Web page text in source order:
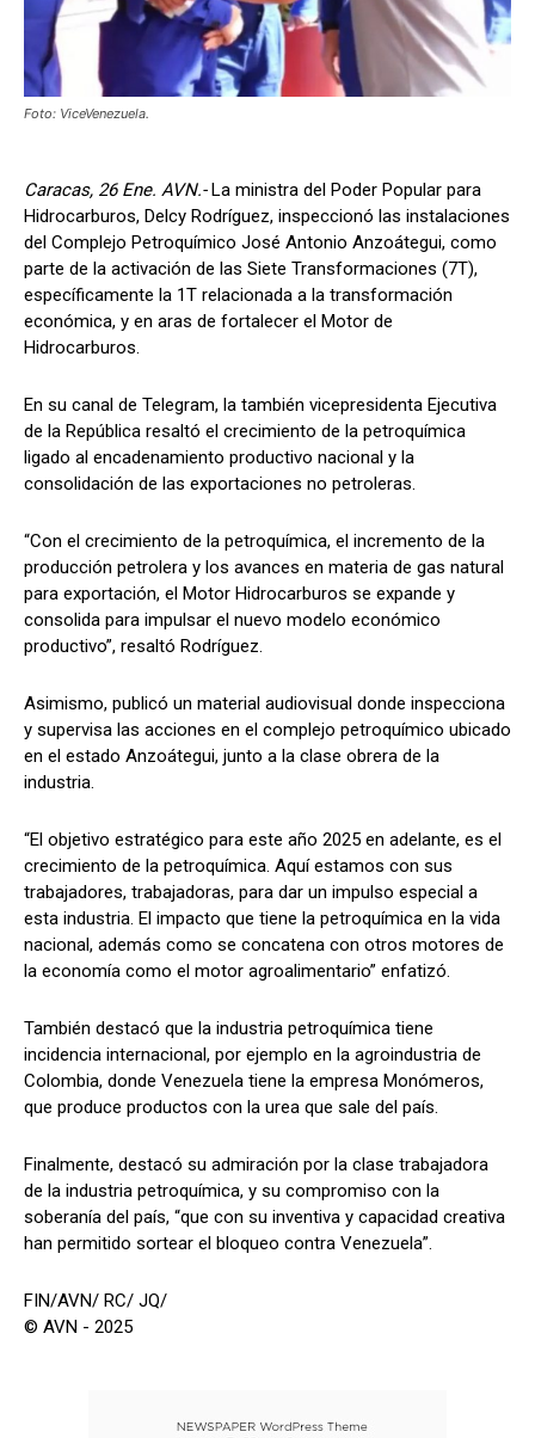
Foto: ViceVenezuela.
Caracas, 26 Ene. AVN.- La ministra del Poder Popular para
Hidrocarburos, Delcy Rodríguez, inspeccionó las instalaciones
del Complejo Petroquímico José Antonio Anzoátegui, como
parte de la activación de las Siete Transformaciones (7T),
específicamente la 1T relacionada a la transformación
económica, y en aras de fortalecer el Motor de
Hidrocarburos.
En su canal de Telegram, la también vicepresidenta Ejecutiva
de la República resaltó el crecimiento de la petroquímica
ligado al encadenamiento productivo nacional y la
consolidación de las exportaciones no petroleras.
“Con el crecimiento de la petroquímica, el incremento de la
producción petrolera y los avances en materia de gas natural
para exportación, el Motor Hidrocarburos se expande y
consolida para impulsar el nuevo modelo económico
productivo”, resaltó Rodríguez.
Asimismo, publicó un material audiovisual donde inspecciona
y supervisa las acciones en el complejo petroquímico ubicado
en el estado Anzoátegui, junto a la clase obrera de la
industria.
“El objetivo estratégico para este año 2025 en adelante, es el
crecimiento de la petroquímica. Aquí estamos con sus
trabajadores, trabajadoras, para dar un impulso especial a
esta industria. El impacto que tiene la petroquímica en la vida
nacional, además como se concatena con otros motores de
la economía como el motor agroalimentario” enfatizó.
También destacó que la industria petroquímica tiene
incidencia internacional, por ejemplo en la agroindustria de
Colombia, donde Venezuela tiene la empresa Monómeros,
que produce productos con la urea que sale del país.
Finalmente, destacó su admiración por la clase trabajadora
de la industria petroquímica, y su compromiso con la
soberanía del país, “que con su inventiva y capacidad creativa
han permitido sortear el bloqueo contra Venezuela”.
FIN/AVN/ RC/ JQ/
© AVN - 2025